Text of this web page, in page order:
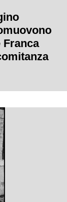
Franca